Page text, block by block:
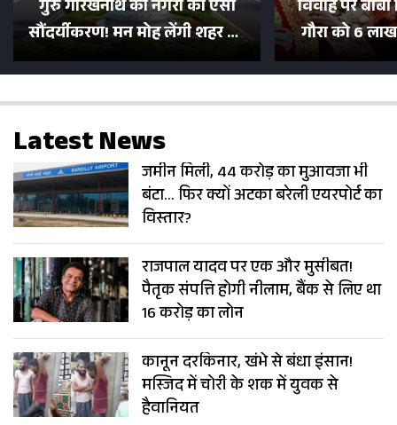
गुरु गोरखनाथ की नगरी का ऐसा
सौंदर्यीकरण! मन मोह लेंगी शहर की
सड़कें; देखें Photos
विवाह पर
गौरा को 6
500 भक्तों
Latest News
जमीन मिली, 44 करोड़ का मुआवजा भी
बंटा… फिर क्यों अटका बरेली एयरपोर्ट का
विस्तार?
राजपाल यादव पर एक और मुसीबत!
पैतृक संपत्ति होगी नीलाम, बैंक से लिए था
16 करोड़ का लोन
कानून दरकिनार, खंभे से बंधा इंसान!
मस्जिद में चोरी के शक में युवक से
हैवानियत